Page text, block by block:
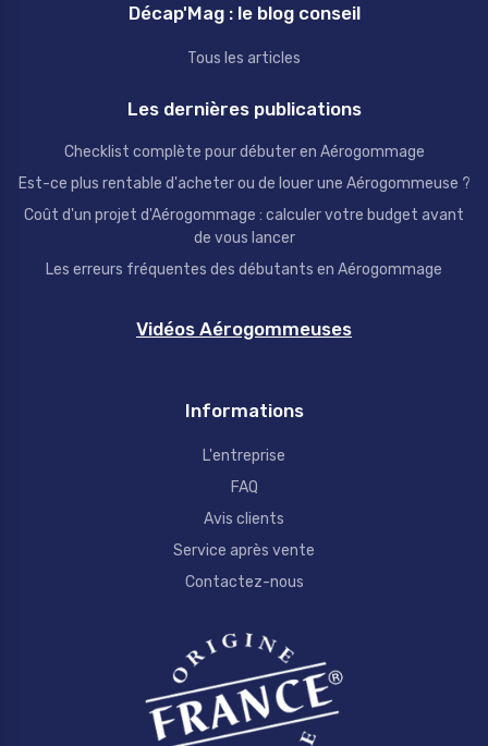
Décap'Mag : le blog conseil
Tous les articles
Les dernières publications
Checklist complète pour débuter en Aérogommage
Est-ce plus rentable d'acheter ou de louer une Aérogommeuse ?
Coût d'un projet d'Aérogommage : calculer votre budget avant
de vous lancer
Les erreurs fréquentes des débutants en Aérogommage
Vidéos Aérogommeuses
Informations
L'entreprise
FAQ
Avis clients
Service après vente
Contactez-nous